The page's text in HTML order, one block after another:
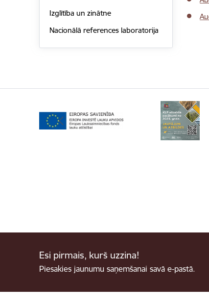
Izglītība un zinātne
Nacionālā references laboratorija
Esi pirmais, kurš uzzina!
Piesakies jaunumu saņemšanai savā e-pastā.